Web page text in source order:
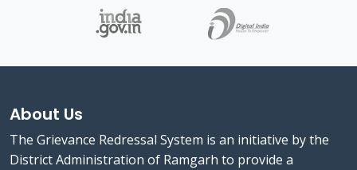
About Us
The Grievance Redressal System is an initiative by the
District Administration of Ramgarh to provide a